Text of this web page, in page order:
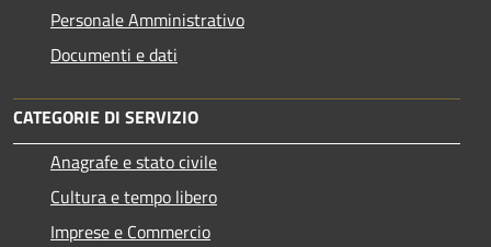
Personale Amministrativo
Documenti e dati
CATEGORIE DI SERVIZIO
Anagrafe e stato civile
Cultura e tempo libero
Imprese e Commercio